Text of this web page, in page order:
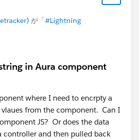
が「#Lightning
in Aura component
where I need to encrpty a
from the component. Can I
JS? Or does the data
controller and then pulled back